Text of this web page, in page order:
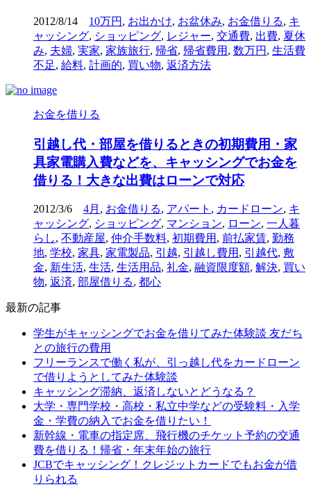
2012/8/14 10万円 , お出かけ, お盆休み, お金借りる, キ
ャッシング, ショッピング, レジャー, 交通費, 出費, 夏休
み, 夫婦, 実家, 家族旅行, 帰省, 帰省費用 , 数万円 , 生活費
不足, 給料, 計画的, 買い物, 返済方法
お金を借りる
引越し代・部屋を借りるときの初期費用・家
具家電購入費などを、キャッシングでお金を
借りる！大きな出費はローンで対応
2012/3/6 4月 , お金借りる, アパート , カードローン, キ
ャッシング, ショッピング, マンション, ローン, 一人暮
らし, 不動産屋, 仲介手数料, 初期費用 , 前払家賃, 勤務
地, 学校, 家具, 家電製品, 引越, 引越し費用 , 引越代, 敷
金, 新生活, 生活, 生活用品, 礼金, 融資限度額, 解決, 買い
物, 返済, 部屋借りる, 都心
最新の記事
学生がキャッシングでお金を借りてみた体験談 友だち
との旅行の費用
フリーランスで働く私が、引っ越し代をカードローン
で借りようとしてみた体験談
キャッシング滞納、返済しないとどうなる？
大学・専門学校・高校・私立中学などの受験料・入学
金・学費の納入でお金を借りたい！
新幹線・電車の指定席、飛行機のチケット予約の交通
費を借りる！帰省・年末年始の旅行
JCBでキャッシング！クレジットカードでもお金が借
りられる